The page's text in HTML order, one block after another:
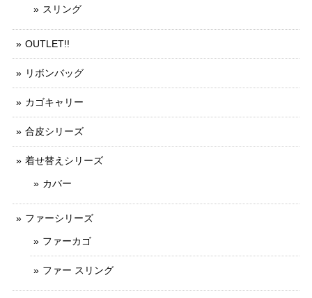
スリング
OUTLET!!
リボンバッグ
カゴキャリー
合皮シリーズ
着せ替えシリーズ
カバー
ファーシリーズ
ファーカゴ
ファー スリング